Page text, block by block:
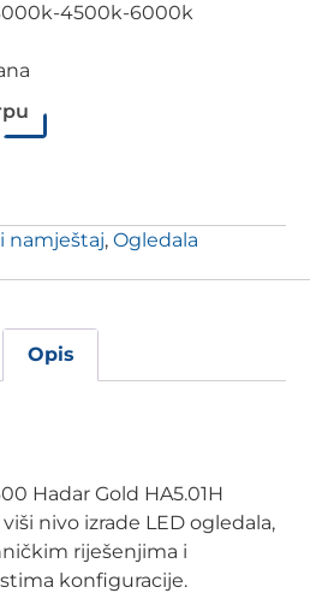
4500k-6000k
namještaj, Ogledala
Opis
Hadar Gold HA5.01H
nivo izrade LED ogledala,
riješenjima i
konfiguracije.